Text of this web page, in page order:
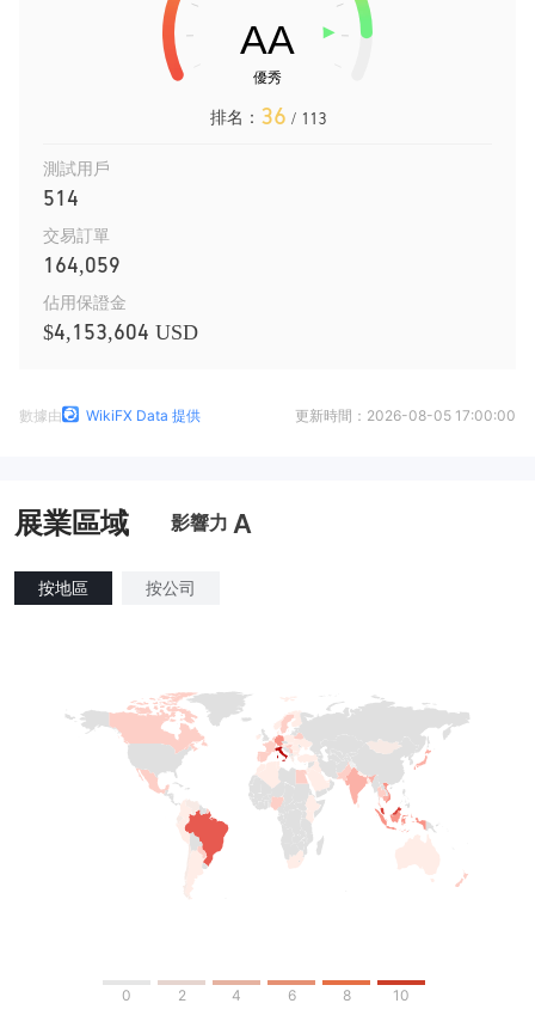
排名： 36 / 113
測試用戶
514
交易訂單
164,059
佔用保證金
$4,153,604 USD
數據由 WikiFX Data 提供 更新時間： 2026-08-05 17:00:00
展業區域 影響力 A
按地區 按公司
0 2 4 6 8 10